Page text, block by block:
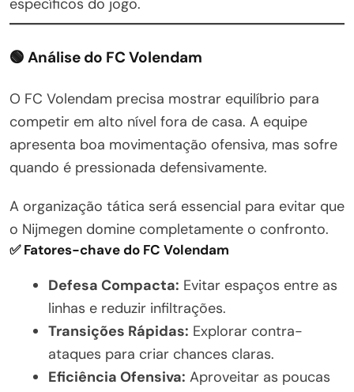
🟢 Análise do FC Volendam
O FC Volendam precisa mostrar equilíbrio para
competir em alto nível fora de casa. A equipe
apresenta boa movimentação ofensiva, mas sofre
quando é pressionada defensivamente.
A organização tática será essencial para evitar que
o Nijmegen domine completamente o confronto.
✅ Fatores-chave do FC Volendam
Defesa Compacta: Evitar espaços entre as
linhas e reduzir infiltrações.
Transições Rápidas: Explorar contra-
ataques para criar chances claras.
Eficiência Ofensiva: Aproveitar as poucas